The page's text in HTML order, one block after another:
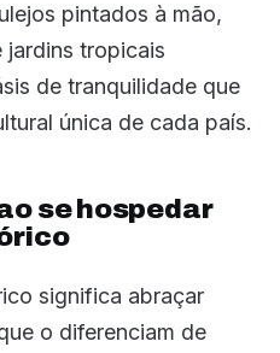
pintados à mão,
jardins tropicais
de tranquilidade que
única de cada país.
se hospedar
significa abraçar
o diferenciam de